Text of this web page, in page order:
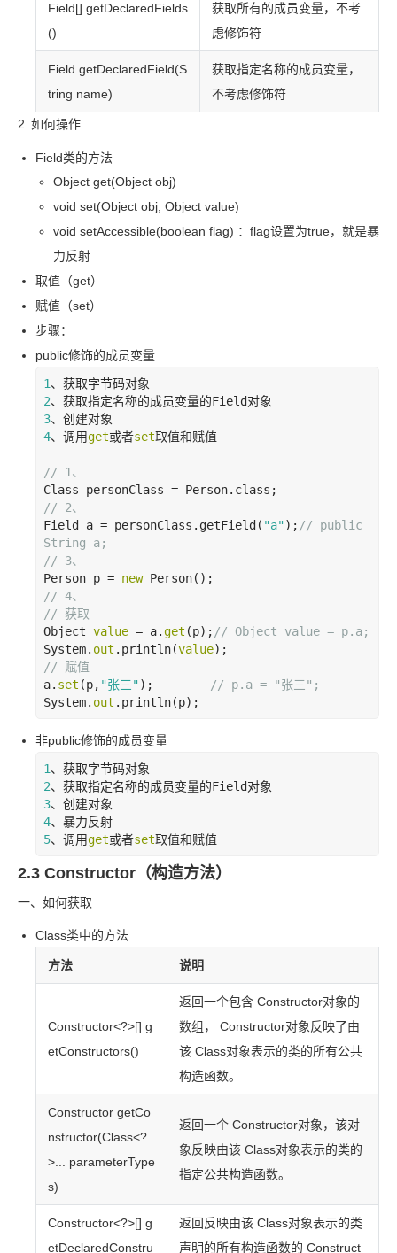
Field[] getDeclaredFields
()
获取所有的成员变量，不考
虑修饰符
Field getDeclaredField(S
tring name)
获取指定名称的成员变量，
不考虑修饰符
2. 如何操作
Field类的方法
Object get(Object obj)
void set(Object obj, Object value)
void setAccessible(boolean flag) ：flag设置为true，就是暴
力反射
取值（get）
赋值（set）
步骤：
public修饰的成员变量
1
2、获取指定名称的成员变量的Field
3
4、调用get或者set取值和赋值
// 1、
// 2、
Field a = personClass.getField( "a"); // public
String a;
// 3、
Person p = new
// 4、
// 获取
Object value = a.get (p); // Object value = p.a;
System. out .println(value
// 赋值
a. set (p, "张三"); // p.a = "张三";
System. out .println(p);
非public修饰的成员变量
1
2、获取指定名称的成员变量的Field
3
4
5、调用get或者set取值和赋值
2.3 Constructor（构造方法）
一、如何获取
Class类中的方法
方法 说明
Constructor<?>[] g
etConstructors()
返回一个包含 Constructor对象的
数组， Constructor对象反映了由
该 Class对象表示的类的所有公共
构造函数。
Constructor getCo
nstructor(Class<?
>... parameterType
s)
返回一个 Constructor对象，该对
象反映由该 Class对象表示的类的
指定公共构造函数。
Constructor<?>[] g
etDeclaredConstru
返回反映由该 Class对象表示的类
声明的所有构造函数的 Construct